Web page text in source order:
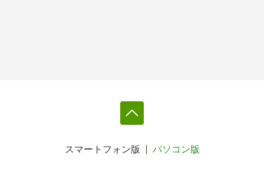
スマートフォン版 パソコン版